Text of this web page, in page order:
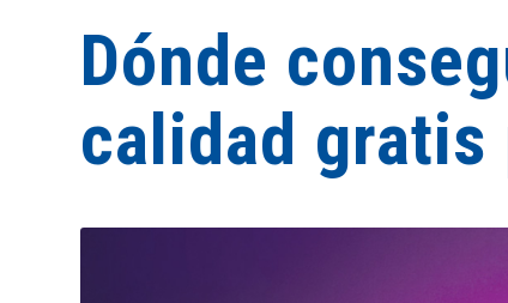
Dónde
calidad gratis